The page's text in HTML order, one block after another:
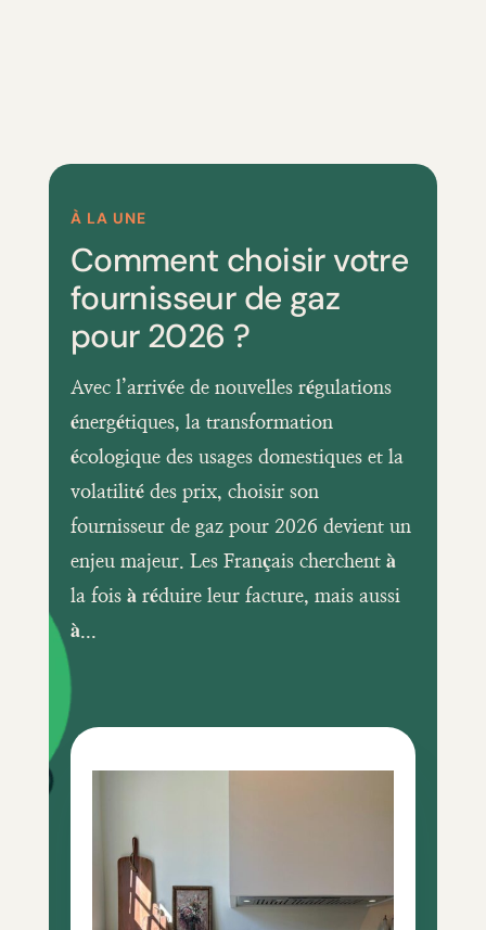
À LA UNE
Comment choisir votre
fournisseur de gaz
pour 2026 ?
Avec l’arrivée de nouvelles régulations
énergétiques, la transformation
écologique des usages domestiques et la
volatilité des prix, choisir son
fournisseur de gaz pour 2026 devient un
enjeu majeur. Les Français cherchent à
la fois à réduire leur facture, mais aussi
à...